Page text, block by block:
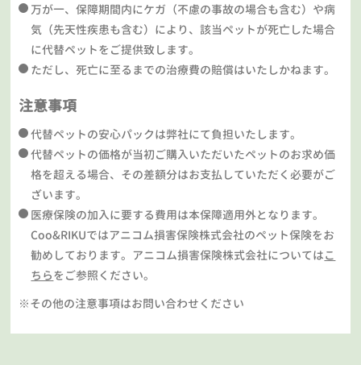
万が一、保障期間内にケガ（不慮の事故の場合も含む）や病
気（先天性疾患も含む）により、該当ペットが死亡した場合
に代替ペットをご提供致します。
ただし、死亡に至るまでの治療費の賠償はいたしかねます。
注意事項
代替ペットの安心パックは弊社にて負担いたします。
代替ペットの価格が当初ご購入いただいたペットのお求め価
格を超える場合、その差額分はお支払していただく必要がご
ざいます。
医療保険の加入に要する費用は本保障適用外となります。
Coo&RIKUではアニコム損害保険株式会社のペット保険をお
勧めしております。アニコム損害保険株式会社についてはこ
ちらをご参照ください。
※その他の注意事項はお問い合わせください